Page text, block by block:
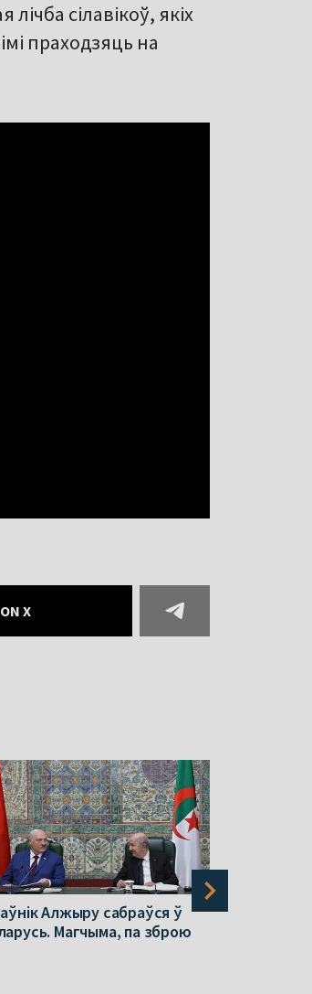
сілавікоў, якіх
праходзяць на
X
Алжыру сабраўся ў
Магчыма, па зброю